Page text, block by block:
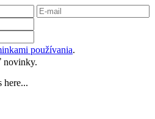
používania.
novinky.
here...